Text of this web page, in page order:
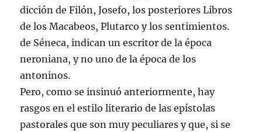
dicción de Filón, Josefo, los posteriores Libros
de los Macabeos, Plutarco y los sentimientos.
de Séneca, indican un escritor de la época
neroniana, y no uno de la época de los
antoninos.
Pero, como se insinuó anteriormente, hay
rasgos en el estilo literario de las epístolas
pastorales que son muy peculiares y que, si se